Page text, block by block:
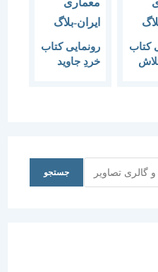
رونمایی کتاب
خردِ جاوید
جستجو